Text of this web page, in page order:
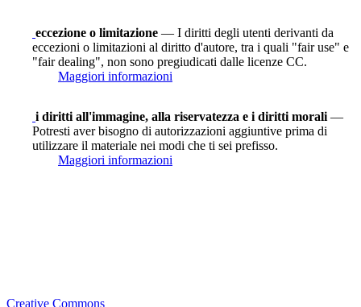
eccezione o limitazione — I diritti degli utenti derivanti da
eccezioni o limitazioni al diritto d'autore, tra i quali "fair use" e
"fair dealing", non sono pregiudicati dalle licenze CC.
Maggiori informazioni
i diritti all'immagine, alla riservatezza e i diritti morali —
Potresti aver bisogno di autorizzazioni aggiuntive prima di
utilizzare il materiale nei modi che ti sei prefisso.
Maggiori informazioni
Creative Commons